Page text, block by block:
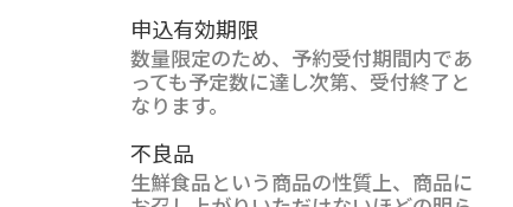
申込有効期限
数量限定のため、予約受付期間内であ
っても予定数に達し次第、受付終了と
なります。
不良品
生鮮食品という商品の性質上、商品に